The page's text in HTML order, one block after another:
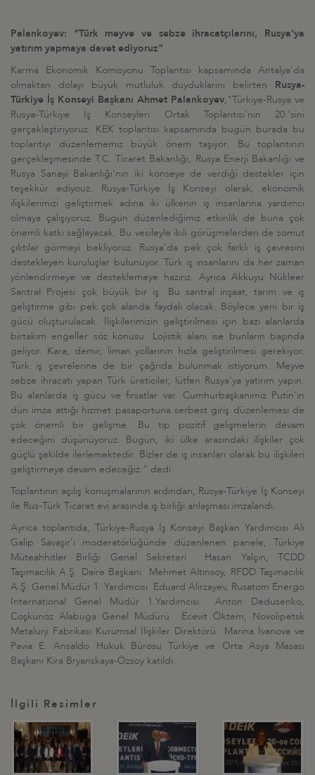
Palankoyev: "Türk meyve ve sebze ihracatçılarını, Rusya'ya
yatırım yapmaya davet ediyoruz"
Karma Ekonomik Komisyonu Toplantısı kapsamında Antalya'da
olmaktan dolayı büyük mutluluk duyduklarını belirten Rusya-
Türkiye İş Konseyi Başkanı Ahmet Palankoyev,"Türkiye-Rusya ve
Rusya-Türkiye İş Konseyleri Ortak Toplantısı'nın 20.'sini
gerçekleştiriyoruz. KEK toplantısı kapsamında bugün burada bu
toplantıyı düzenlememiz büyük önem taşıyor. Bu toplantının
gerçekleşmesinde T.C. Ticaret Bakanlığı, Rusya Enerji Bakanlığı ve
Rusya Sanayi Bakanlığı'nın iki konseye de verdiği destekler için
teşekkür ediyouz. Rusya-Türkiye İş Konseyi olarak, ekonomik
ilişkilerimizi geliştirmek adına iki ülkenin iş insanlarına yardımcı
olmaya çalışıyoruz. Bugün düzenlediğimiz etkinlik de buna çok
önemli katkı sağlayacak. Bu vesileyle ikili görüşmelerden de somut
çıktılar görmeyi bekliyoruz. Rusya'da pek çok farklı iş çevresini
destekleyen kuruluşlar bulunuyor. Türk iş insanlarını da her zaman
yönlendirmeye ve desteklemeye hazırız. Ayrıca Akkuyu Nükleer
Santral Projesi çok büyük bir iş. Bu santral inşaat, tarım ve iş
geliştirme gibi pek çok alanda faydalı olacak. Böylece yeni bir iş
gücü oluşturulacak. İlişkilerimizin geliştirilmesi için bazı alanlarda
birtakım engeller söz konusu. Lojistik alanı ise bunların başında
geliyor. Kara, demir, liman yollarının hızla geliştirilmesi gerekiyor.
Türk iş çevrelerine de bir çağrıda bulunmak istiyorum. Meyve
sebze ihracatı yapan Türk üreticiler, lütfen Rusya'ya yatırım yapın.
Bu alanlarda iş gücü ve fırsatlar var. Cumhurbaşkanımız Putin'in
dün imza attığı hizmet pasaportuna serbest giriş düzenlemesi de
çok önemli bir gelişme. Bu tip pozitif gelişmelerin devam
edeceğini düşünüyoruz. Bugün, iki ülke arasındaki ilişkiler çok
güçlü şekilde ilerlemektedir. Bizler de iş insanları olarak bu ilişkileri
geliştirmeye devam edeceğiz." dedi.
Toplantının açılış konuşmalarının ardından, Rusya-Türkiye İş Konseyi
ile Rus-Türk Ticaret evi arasında iş birliği anlaşması imzalandı.
Ayrıca toplantıda, Türkiye-Rusya İş Konseyi Başkan Yardımcısı Ali
Galip Savaşır'ı moderatörlüğünde düzenlenen panele, Türkiye
Müteahhitler Birliği Genel Sekreteri Hasan Yalçın, TCDD
Taşımacılık A.Ş. Daire Başkanı Mehmet Altınsoy, RFDD Taşımacılık
A.Ş. Genel Müdür 1. Yardımcısı Eduard Alırzayev, Rusatom Energo
International Genel Müdür 1.Yardımcısı Anton Dedusenko,
Coşkunöz Alabuga Genel Müdürü Ecevit Öktem, Novolipetsk
Metalurji Fabrikası Kurumsal İlişkiler Direktörü Marina İvanova ve
Pavia E. Ansaldo Hukuk Bürosu Türkiye ve Orta Asya Masası
Başkanı Kira Bryanskaya-Özsoy katıldı.
İlgili Resimler